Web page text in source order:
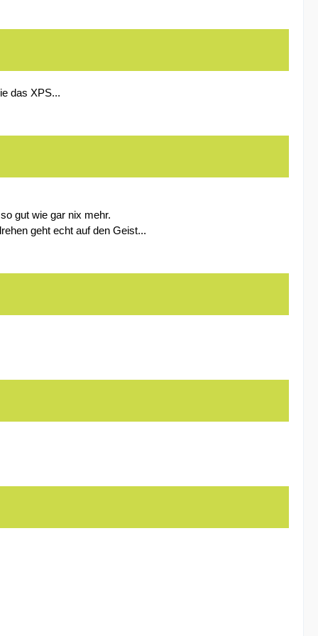
das XPS...
gut wie gar nix mehr.
geht echt auf den Geist...